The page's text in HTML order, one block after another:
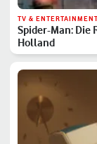
TV &
Spider-Man: Die
Holland